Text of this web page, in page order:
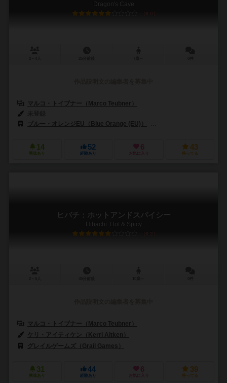
Dragon's Cave
6.0
マルコ・トイブナー（Marco Teubner）
ブルー・オレンジEU（Blue Orange (EU)）
14
興味あり
52
経験あり
6
お気に入り
43
持ってる
ヒバチ：ホットアンドスパイシー
Hibachi: Hot & Spicy
6.2
マルコ・トイブナー（Marco Teubner）
ケリ・アイティケン（Kerri Aitken）
グレイルゲームズ（Grail Games）
31
興味あり
44
経験あり
6
お気に入り
39
持ってる